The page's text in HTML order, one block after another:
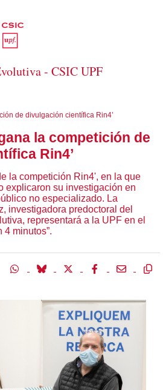
- CSIC UPF
de divulgación científica Rin4’
la competición de
Rin4’
la competición Rin4', en la que
explicaron su investigación en
no especializado. La
investigadora predoctoral del
representará a la UPF en el
4 minutos”.